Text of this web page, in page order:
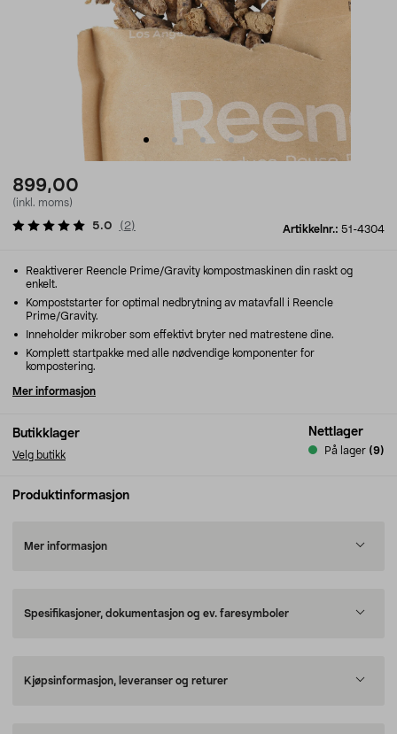
899,00
(inkl. moms)
Artikkelnr.: 51-4304
5.0 ( 2)
Butikklager
Velg butikk
Nettlager
På lager (9)
Reaktiverer Reencle Prime/Gravity kompostmaskinen din raskt og
enkelt.
Kompoststarter for optimal nedbrytning av matavfall i Reencle
Prime/Gravity.
Inneholder mikrober som effektivt bryter ned matrestene dine.
Komplett startpakke med alle nødvendige komponenter for
kompostering.
Mer informasjon
Produktinformasjon
Mer informasjon
Spesifikasjoner, dokumentasjon og ev. faresymboler
Kjøpsinformasjon, leveranser og returer